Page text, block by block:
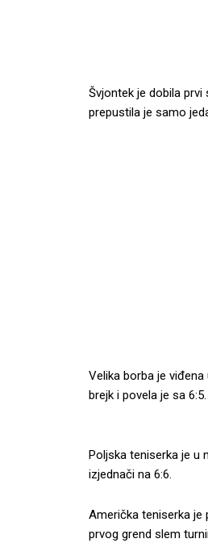
Švjontek je dobila
prepustila je samo
Velika borba je
brejk i povela je sa 6:5.
Poljska teniserka je u
izjednači na 6:6.
Američka teniserka
prvog grend slem